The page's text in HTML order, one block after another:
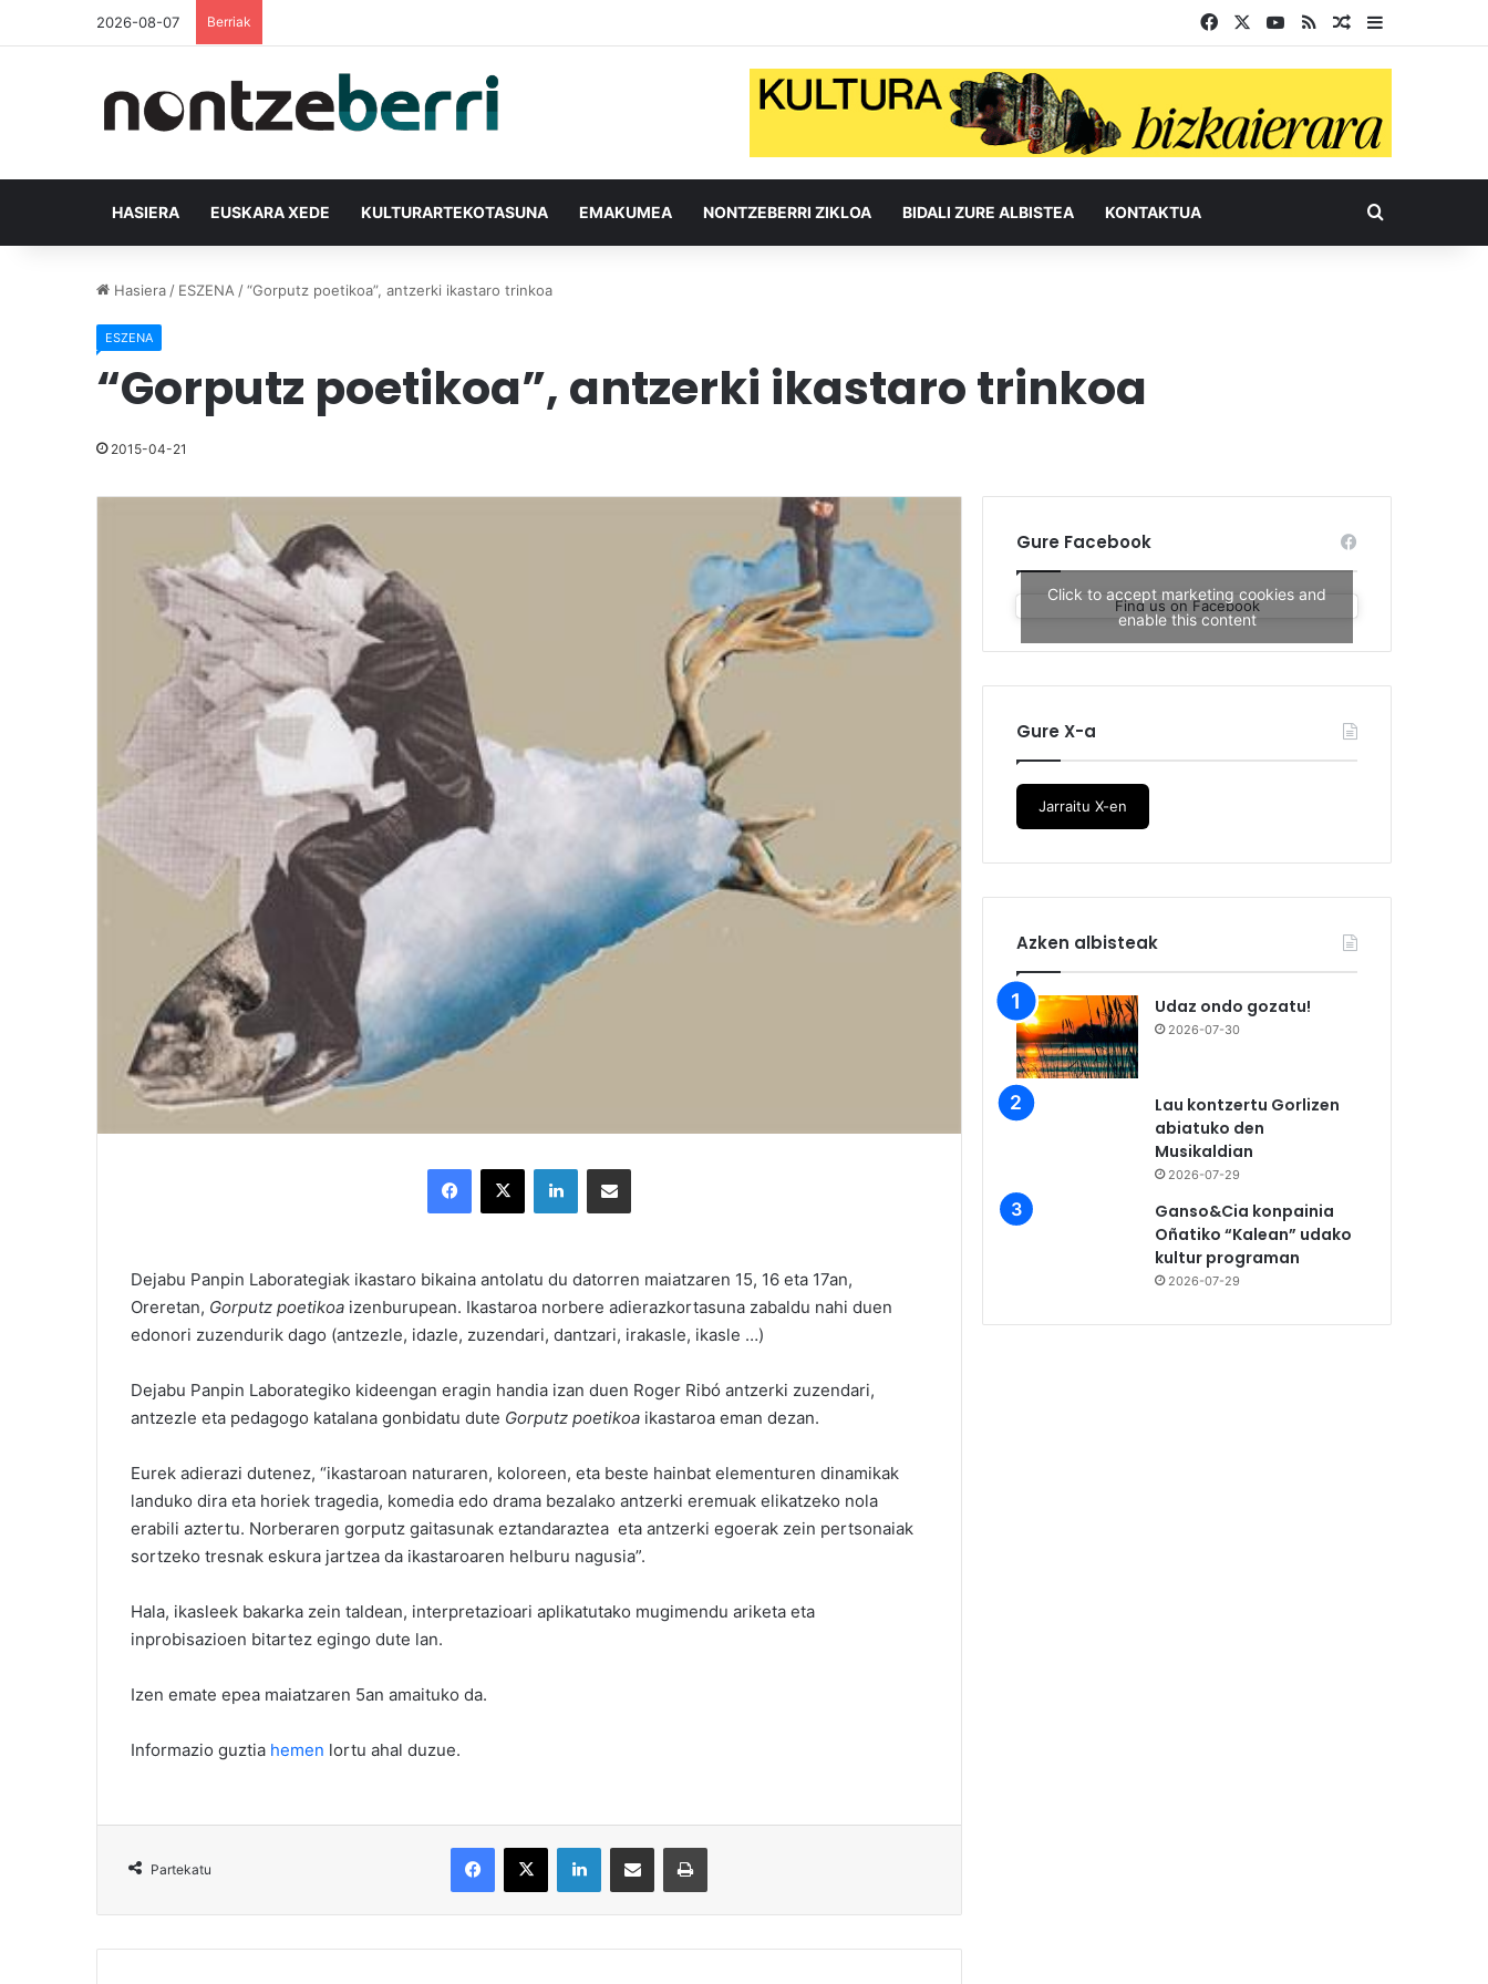
2026-08-07 Berriak Facebook YouTube
RSS Ausazko
HASIERA EUSKARA XEDE KULTURARTEKOTASUNA EMAKUMEA NONTZEBERRI ZIKLOA BIDALI ZURE ALBISTEA KONTAKTUA Bilatu
Hasiera / ESZENA /“Gorputz poetikoa”, antzerki ikastaro trinkoa
ESZENA
“Gorputz poetikoa”, antzerki ikastaro trinkoa
2015-04-21
Dejabu Panpin Laborategiak ikastaro bikaina antolatu du datorren maiatzaren 15, 16 eta 17an,
Oreretan, Gorputz poetikoa izenburupean. Ikastaroa norbere adierazkortasuna zabaldu nahi duen
edonori zuzendurik dago (antzezle, idazle, zuzendari, dantzari, irakasle, ikasle …)
Dejabu Panpin Laborategiko kideengan eragin handia izan duen Roger Ribó antzerki zuzendari,
antzezle eta pedagogo katalana gonbidatu dute Gorputz poetikoa ikastaroa eman dezan.
Eurek adierazi dutenez, “ikastaroan naturaren, koloreen, eta beste hainbat elementuren dinamikak
landuko dira eta horiek tragedia, komedia edo drama bezalako antzerki eremuak elikatzeko nola
erabili aztertu. Norberaren gorputz gaitasunak eztandaraztea eta antzerki egoerak zein pertsonaiak
sortzeko tresnak eskura jartzea da ikastaroaren helburu nagusia”.
Hala, ikasleek bakarka zein taldean, interpretazioari aplikatutako mugimendu ariketa eta
inprobisazioen bitartez egingo dute lan.
Izen emate epea maiatzaren 5an amaituko da.
Informazio guztia hemen lortu ahal duzue.
Partekatu
Gure Facebook
Find us on Facebook
Click to accept marketing cookies and
enable this content
Gure X-a
Jarraitu X-en
Azken albisteak
Udaz ondo gozatu!
2026-07-30
Lau kontzertu Gorlizen
abiatuko den
Musikaldian
2026-07-29
Ganso&Cia konpainia
Oñatiko “Kalean” udako
kultur programan
2026-07-29